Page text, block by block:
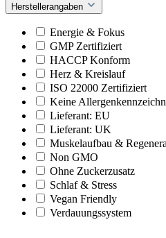
Herstellerangaben
Energie & Fokus
GMP Zertifiziert
HACCP Konform
Herz & Kreislauf
ISO 22000 Zertifiziert
Keine
Lieferant: EU
Lieferant: UK
Muskelaufbau &
Non GMO
Ohne Zuckerzusatz
Schlaf & Stress
Vegan Friendly
Verdauungssystem